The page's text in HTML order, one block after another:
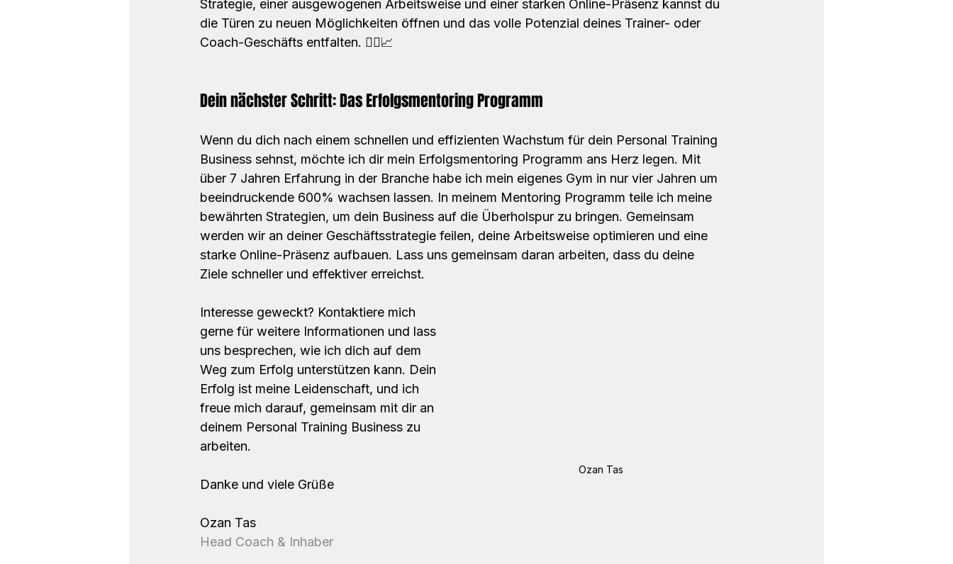
Strategie, einer ausgewogenen Arbeitsweise und einer starken Online-Präsenz kannst du
die Türen zu neuen Möglichkeiten öffnen und das volle Potenzial deines Trainer- oder
Coach-Geschäfts entfalten. 🏋️‍♀️📈
Dein nächster Schritt: Das Erfolgsmentoring Programm
Wenn du dich nach einem schnellen und effizienten Wachstum für dein Personal Training
Business sehnst, möchte ich dir mein Erfolgsmentoring Programm ans Herz legen. Mit
über 7 Jahren Erfahrung in der Branche habe ich mein eigenes Gym in nur vier Jahren um
beeindruckende 600% wachsen lassen. In meinem Mentoring Programm teile ich meine
bewährten Strategien, um dein Business auf die Überholspur zu bringen. Gemeinsam
werden wir an deiner Geschäftsstrategie feilen, deine Arbeitsweise optimieren und eine
starke Online-Präsenz aufbauen. Lass uns gemeinsam daran arbeiten, dass du deine
Ziele schneller und effektiver erreichst.
Ozan Tas
Interesse geweckt? Kontaktiere mich
gerne für weitere Informationen und lass
uns besprechen, wie ich dich auf dem
Weg zum Erfolg unterstützen kann. Dein
Erfolg ist meine Leidenschaft, und ich
freue mich darauf, gemeinsam mit dir an
deinem Personal Training Business zu
arbeiten.
Danke und viele Grüße
Ozan Tas
Head Coach & Inhaber